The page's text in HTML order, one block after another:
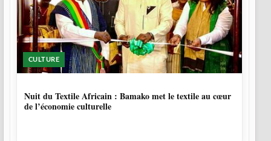
CULTURE
Nuit du Textile Africain : Bamako met le textile au cœur
de l’économie culturelle